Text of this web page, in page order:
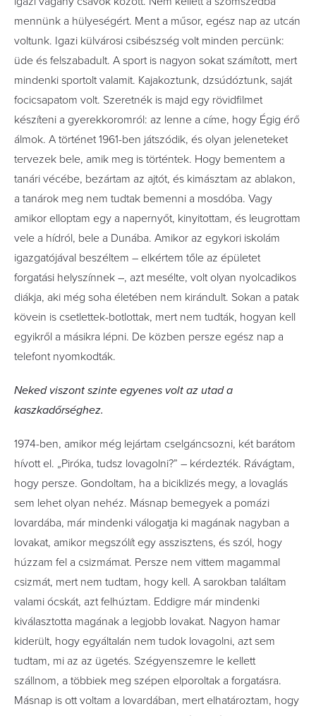
mennünk a hülyeségért. Ment a műsor, egész nap az utcán
voltunk. Igazi külvárosi csibészség volt minden percünk:
üde és felszabadult. A sport is nagyon sokat számított, mert
mindenki sportolt valamit. Kajakoztunk, dzsúdóztunk, saját
focicsapatom volt. Szeretnék is majd egy rövidfilmet
készíteni a gyerekkoromról: az lenne a címe, hogy Égig érő
álmok. A történet 1961-ben játszódik, és olyan jeleneteket
tervezek bele, amik meg is történtek. Hogy bementem a
tanári vécébe, bezártam az ajtót, és kimásztam az ablakon,
a tanárok meg nem tudtak bemenni a mosdóba. Vagy
amikor elloptam egy a napernyőt, kinyitottam, és leugrottam
vele a hídról, bele a Dunába. Amikor az egykori iskolám
igazgatójával beszéltem – elkértem tőle az épületet
forgatási helyszínnek –, azt mesélte, volt olyan nyolcadikos
diákja, aki még soha életében nem kirándult. Sokan a patak
kövein is csetlettek-botlottak, mert nem tudták, hogyan kell
egyikről a másikra lépni. De közben persze egész nap a
telefont nyomkodták.
Neked viszont szinte egyenes volt az utad a
kaszkadőrséghez.
1974-ben, amikor még lejártam cselgáncsozni, két barátom
hívott el. „Piróka, tudsz lovagolni?” – kérdezték. Rávágtam,
hogy persze. Gondoltam, ha a biciklizés megy, a lovaglás
sem lehet olyan nehéz. Másnap bemegyek a pomázi
lovardába, már mindenki válogatja ki magának nagyban a
lovakat, amikor megszólít egy asszisztens, és szól, hogy
húzzam fel a csizmámat. Persze nem vittem magammal
csizmát, mert nem tudtam, hogy kell. A sarokban találtam
valami ócskát, azt felhúztam. Eddigre már mindenki
kiválasztotta magának a legjobb lovakat. Nagyon hamar
kiderült, hogy egyáltalán nem tudok lovagolni, azt sem
tudtam, mi az az ügetés. Szégyenszemre le kellett
szállnom, a többiek meg szépen elporoltak a forgatásra.
Másnap is ott voltam a lovardában, mert elhatároztam, hogy